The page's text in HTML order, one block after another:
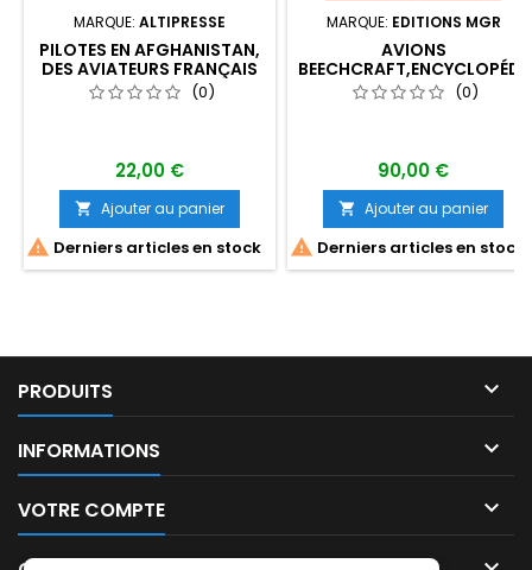
MARQUE: ALTIPRESSE
PILOTES EN AFGHANISTAN,
DES AVIATEURS FRANÇAIS
AU COMBAT..
(0)
22,00 €
 Ajouter au panier
 Derniers articles en stock
MARQUE: EDITIONS MGR
AVIONS
PRATIQUE (0)
90,00 €
 Ajouter au panier
 Derniers articles en stock
PRODUITS 
INFORMATIONS 
VOTRE COMPTE 